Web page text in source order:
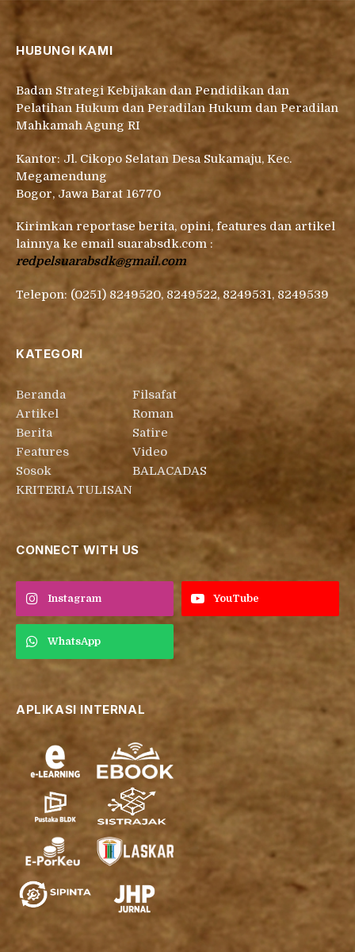
HUBUNGI KAMI
Badan Strategi Kebijakan dan Pendidikan dan
Pelatihan Hukum dan Peradilan Hukum dan Peradilan
Mahkamah Agung RI
Kantor: Jl. Cikopo Selatan Desa Sukamaju, Kec.
Megamendung
Bogor, Jawa Barat 16770
Kirimkan reportase berita, opini, features dan artikel
lainnya ke email suarabsdk.com :
redpelsuarabsdk@gmail.com
Telepon: (0251) 8249520, 8249522, 8249531, 8249539
KATEGORI
Beranda
Artikel
Berita
Features
Sosok
KRITERIA TULISAN
Filsafat
Roman
Satire
Video
BALACADAS
CONNECT WITH US
Instagram YouTube
WhatsApp
APLIKASI INTERNAL